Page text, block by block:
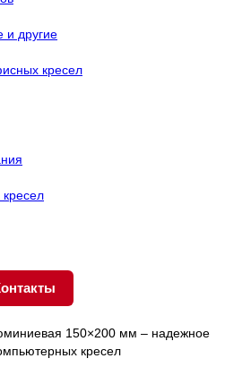
и другие
кресел
150×200 мм – надежное
кресел